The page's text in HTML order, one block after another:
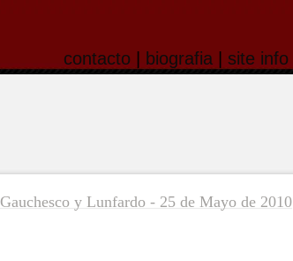
contacto biografia site info
Gauchesco y Lunfardo - 25 de Mayo de 2010